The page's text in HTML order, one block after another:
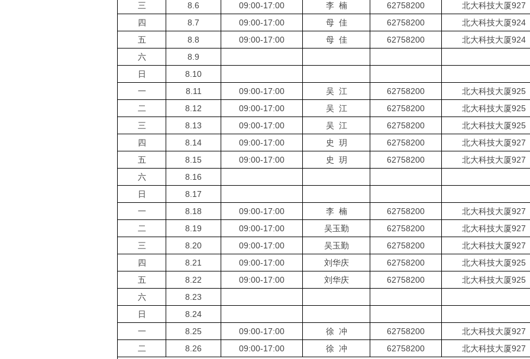
三
8.6 09:00-17:00 李 楠 62758200
北大科技大厦927
四
8.7 09:00-17:00 母 佳 62758200
北大科技大厦924
五
8.8 09:00-17:00 母 佳 62758200
北大科技大厦924
六
8.9
日
8.10
一
8.11 09:00-17:00 吴 江 62758200 北大科技大厦925
二 8.12 09:00-17:00 吴 江 62758200
北大科技大厦925
三
8.13 09:00-17:00 吴 江 62758200
北大科技大厦925
四
8.14 09:00-17:00 史 玥 62758200
北大科技大厦927
五
8.15 09:00-17:00 史 玥 62758200
北大科技大厦927
六
8.16
日
8.17
一
8.18 09:00-17:00 李 楠 62758200 北大科技大厦927
二 8.19 09:00-17:00 吴玉勤 62758200
北大科技大厦927
三
8.20 09:00-17:00 吴玉勤 62758200
北大科技大厦927
四
8.21 09:00-17:00 刘华庆 62758200
北大科技大厦925
五
8.22 09:00-17:00 刘华庆 62758200
北大科技大厦925
六
8.23
日
8.24
一
8.25 09:00-17:00 徐 冲 62758200
北大科技大厦927
二
8.26 09:00-17:00 徐 冲 62758200 北大科技大厦927